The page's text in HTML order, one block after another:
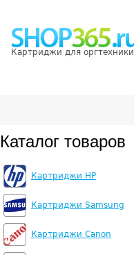
Картриджи для оргтехники
Каталог товаров
Картриджи HP
Картриджи Samsung
Картриджи Canon